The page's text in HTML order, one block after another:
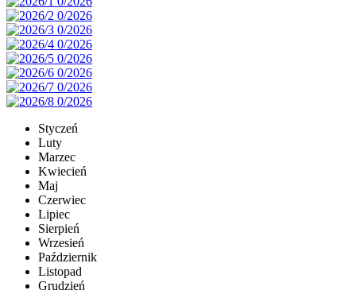
Styczeń
Luty
Marzec
Kwiecień
Maj
Czerwiec
Lipiec
Sierpień
Wrzesień
Październik
Listopad
Grudzień